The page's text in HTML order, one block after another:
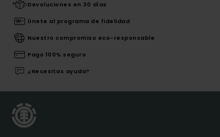
Devoluciones en 30 días
Únete al programa de fidelidad
Nuestro compromiso eco-responsable
Pago 100% seguro
¿Necesitas ayuda?